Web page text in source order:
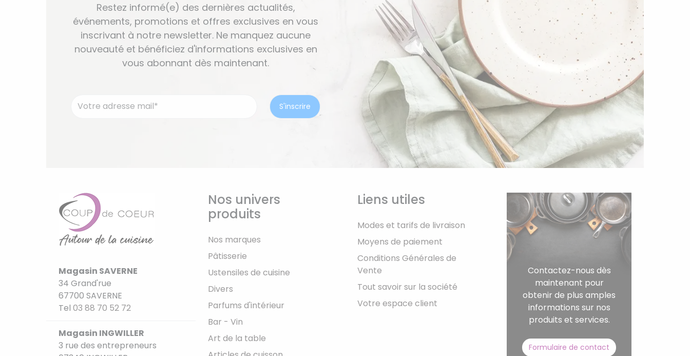
Restez informé(e) des dernières actualités,
événements, promotions et offres exclusives en vous
inscrivant à notre newsletter. Ne manquez aucune
nouveauté et bénéficiez d'informations exclusives en
vous abonnant dès maintenant.
Magasin SAVERNE
34 Grand'rue
67700 SAVERNE
Tel 03 88 70 52 72
Magasin INGWILLER
3 rue des entrepreneurs
Nos univers
produits
Nos marques
Pâtisserie
Ustensiles de cuisine
Divers
Parfums d'intérieur
Bar - Vin
Art de la table
Liens utiles
Modes et tarifs de livraison
Moyens de paiement
Conditions Générales de
Vente
Tout savoir sur la société
Votre espace client
Contactez-nous dès
maintenant pour
obtenir de plus amples
informations sur nos
produits et services.
Formulaire de contact